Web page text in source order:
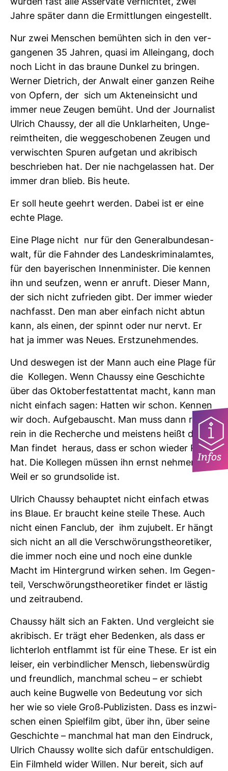
wurden fast alle Asser­vate ver­nichtet, zwei
Jahre später dann die Ermitt­lungen ein­ge­stellt.
Nur zwei Men­schen bemühten sich in den ver­
gan­genen 35 Jahren, quasi im Allein­gang, doch
noch Licht in das braune Dunkel zu bringen.
Werner Diet­rich, der Anwalt einer ganzen Reihe
von Opfern, der sich um Akten­ein­sicht und
immer neue Zeugen bemüht. Und der Jour­na­list
Ulrich Chaussy, der all die Unklar­heiten, Unge­
reimt­heiten, die weg­ge­scho­benen Zeugen und
ver­wischten Spuren auf­getan und akri­bisch
beschrieben hat. Der nie nach­ge­lassen hat. Der
immer dran blieb. Bis heute.
Er soll heute geehrt werden. Dabei ist er eine
echte Plage.
Eine Plage nicht nur für den Gene­ral­bun­des­an­
walt, für die Fahnder des Lan­des­kri­mi­nal­amtes,
für den baye­ri­schen Innen­mi­nister. Die kennen
ihn und seufzen, wenn er anruft. Dieser Mann,
der sich nicht zufrieden gibt. Der immer wieder
nach­fasst. Den man aber ein­fach nicht abtun
kann, als einen, der spinnt oder nur nervt. Er
hat ja immer was Neues. Erst­zu­neh­mendes.
Und des­wegen ist der Mann auch eine Plage für
die Kol­legen. Wenn Chaussy eine Geschichte
über das Okto­ber­fest­at­tentat macht, kann man
nicht ein­fach sagen: Hatten wir schon. Kennen
wir doch. Auf­ge­bauscht. Man muss dann ran,
rein in die Recherche und meis­tens heißt das:
Man findet heraus, dass er schon wieder Recht
hat. Die Kol­legen müssen ihn ernst nehmen:
Weil er so grund­so­lide ist.
Ulrich Chaussy behauptet nicht ein­fach etwas
ins Blaue. Er braucht keine steile These. Auch
nicht einen Fan­club, der ihm zuju­belt. Er hängt
sich nicht an all die Ver­schwö­rungs­theo­re­tiker,
die immer noch eine und noch eine dunkle
Macht im Hin­ter­grund wirken sehen. Im Gegen­
teil, Ver­schwö­rungs­theo­re­tiker findet er lästig
und zeit­rau­bend.
Chaussy hält sich an Fakten. Und ver­gleicht sie
akri­bisch. Er trägt eher Bedenken, als dass er
lich­terloh ent­flammt ist für eine These. Er ist ein
leiser, ein ver­bind­li­cher Mensch, lie­bens­würdig
und freund­lich, manchmal scheu – er schiebt
auch keine Bug­welle von Bedeu­tung vor sich
her wie so viele Groß-​Publi­zisten. Dass es inzwi­
schen einen Spiel­film gibt, über ihn, über seine
Geschichte – manchmal hat man den Ein­druck,
Ulrich Chaussy wollte sich dafür ent­schul­digen.
Ein Film­held wider Willen. Nur bereit, sich auf
Infos